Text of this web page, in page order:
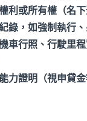
利或所有權（名下
錄，如強制執行
車行照、行駛里
力證明（視申貸